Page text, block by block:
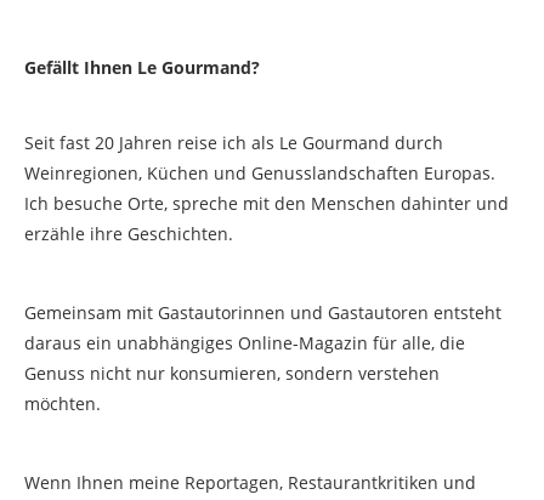
Gefällt Ihnen Le Gourmand?
Seit fast 20 Jahren reise ich als Le Gourmand durch
Weinregionen, Küchen und Genusslandschaften Europas.
Ich besuche Orte, spreche mit den Menschen dahinter und
erzähle ihre Geschichten.
Gemeinsam mit Gastautorinnen und Gastautoren entsteht
daraus ein unabhängiges Online-Magazin für alle, die
Genuss nicht nur konsumieren, sondern verstehen
möchten.
Wenn Ihnen meine Reportagen, Restaurantkritiken und